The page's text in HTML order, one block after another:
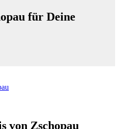
für Deine
von Zschopau